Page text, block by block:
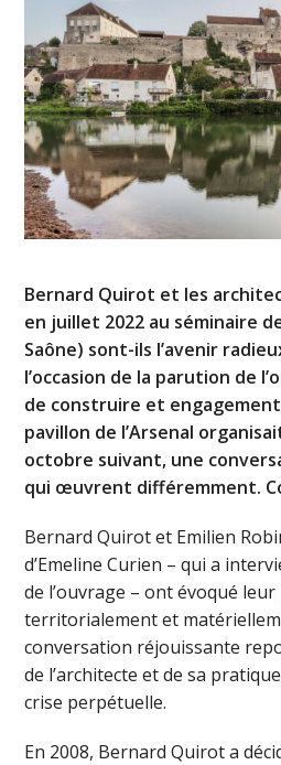
Bernard Quirot et les
en juillet 2022 au séminaire
Saône) sont-ils l’avenir
l’occasion de la parution de
de construire et
pavillon de l’Arsenal
octobre suivant, une
qui œuvrent différemment.
Bernard Quirot et Emilien
d’Emeline Curien – qui a
de l’ouvrage – ont évoqué
territorialement et
conversation réjouissante
de l’architecte et de sa
crise perpétuelle.
En 2008, Bernard Quirot a